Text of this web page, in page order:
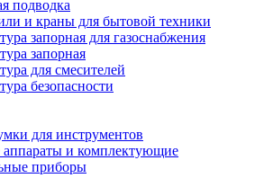
подводка
и краны для бытовой техники
запорная для газоснабжения
запорная
для смесителей
безопасности
для инструментов
и комплектующие
приборы